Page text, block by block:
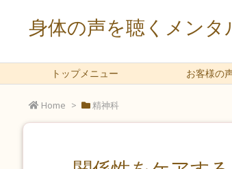
身体の声を聴くメンタ
トップメニュー お客様の
Home > 精神科